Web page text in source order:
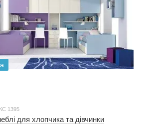
1395
для хлопчика та дівчинки